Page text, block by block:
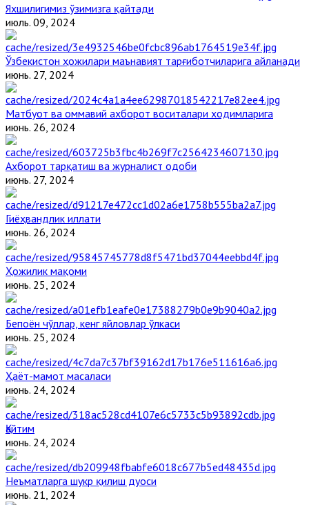
Яхшилигимиз ўзимизга қайтади
июль. 09, 2024
Ўзбекистон ҳожилари маънавият тарғиботчиларига айланади
июнь. 27, 2024
Матбуот ва оммавий ахборот воситалари ходимларига
июнь. 26, 2024
Ахборот тарқатиш ва журналист одоби
июнь. 27, 2024
Гиёҳвандлик иллати
июнь. 26, 2024
Ҳожилик мақоми
июнь. 25, 2024
Бепоён чўллар, кенг яйловлар ўлкаси
июнь. 25, 2024
Ҳаёт-мамот масаласи
июнь. 24, 2024
Қайтим
июнь. 24, 2024
Неъматларга шукр қилиш дуоси
июнь. 21, 2024